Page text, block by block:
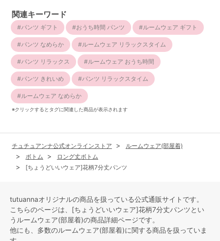
関連キーワード
パンツ ギフト おうち時間 パンツ ルームウェア ギフト
パンツ なめらか ルームウェア リラックスタイム
パンツ リラックス ルームウェア おうち時間
パンツ きれいめ パンツ リラックスタイム
ルームウェア なめらか
※クリックするとタグに関連した商品が表示されます
チュチュアンナ公式オンラインストア
ルームウェア(部屋着)
ボトム
ロング丈ボトム
[ちょうどいいウェア]花柄7分丈パンツ
tutuannaオリジナルの商品を扱っている公式通販サイトです。
こちらのページは、[ちょうどいいウェア]花柄7分丈パンツとい
う ルームウェア(部屋着)の商品詳細ページです。
他にも、多数のルームウェア(部屋着)に関する商品を扱っていま